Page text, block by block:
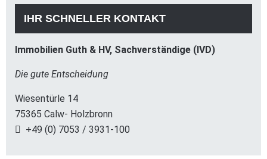
IHR SCHNELLER KONTAKT
Immobilien Guth & HV, Sachverständige (IVD)
Die gute Entscheidung
Wiesentürle 14
75365 Calw- Holzbronn
+49 (0) 7053 / 3931-100